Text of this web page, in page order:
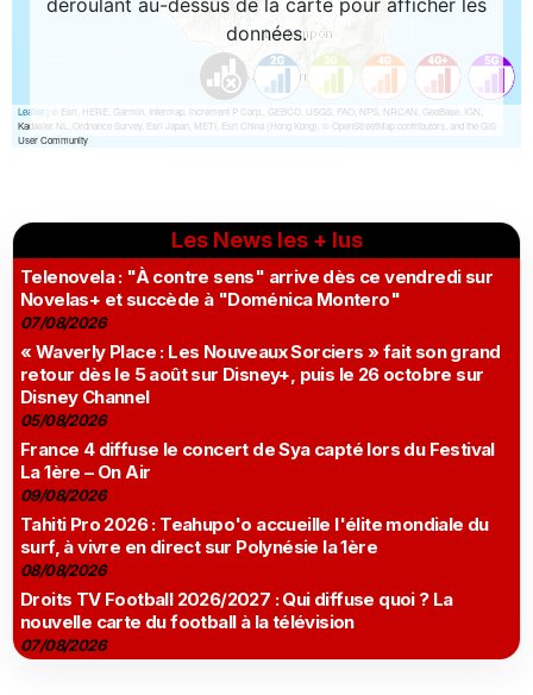
Les News les + lus
Telenovela : "À contre sens" arrive dès ce vendredi sur
Novelas+ et succède à "Doménica Montero"
07/08/2026
« Waverly Place : Les Nouveaux Sorciers » fait son grand
retour dès le 5 août sur Disney+, puis le 26 octobre sur
Disney Channel
05/08/2026
France 4 diffuse le concert de Sya capté lors du Festival
La 1ère – On Air
09/08/2026
Tahiti Pro 2026 : Teahupo'o accueille l'élite mondiale du
surf, à vivre en direct sur Polynésie la 1ère
08/08/2026
Droits TV Football 2026/2027 : Qui diffuse quoi ? La
nouvelle carte du football à la télévision
07/08/2026